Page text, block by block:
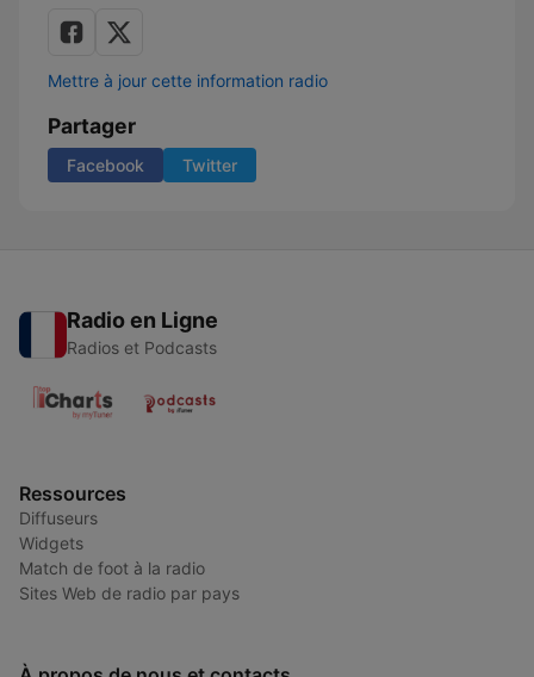
Mettre à jour cette information radio
Partager
Facebook Twitter
Radio en Ligne
Radios et Podcasts
Ressources
Diffuseurs
Widgets
Match de foot à la radio
Sites Web de radio par pays